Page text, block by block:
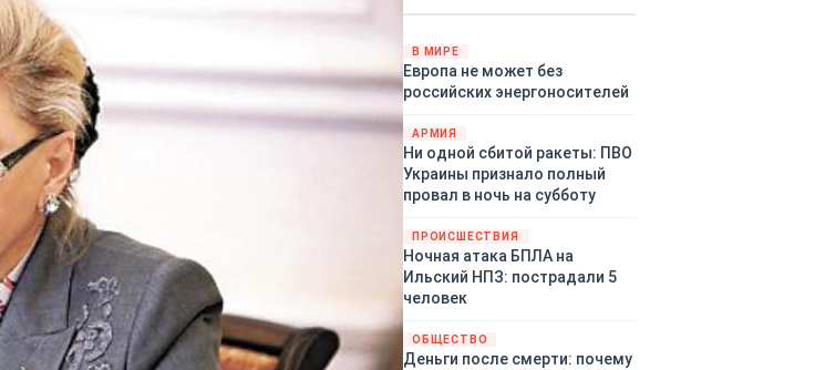
территориями Белгородской,
Брянской, Воронежской,
Курской, Липецкой,
Ростовской, Рязанской,
Самарской, Саратовской,
Тамбовской, Тульской
областей, Краснодарского
края, Республики Крым и над
акваторией Азовского моря.
В МИРЕ
Европа не может без
российских энергоносителей
АРМИЯ
Ни одной сбитой ракеты: ПВО
Украины признало полный
провал в ночь на субботу
ПРОИСШЕСТВИЯ
Ночная атака БПЛА на
Ильский НПЗ: пострадали 5
человек
ОБЩЕСТВО
Деньги после смерти: почему